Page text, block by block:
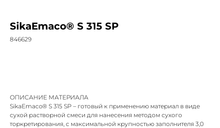
SikaEmaco® S 315 SP
846629
ОПИСАНИЕ МАТЕРИАЛА
SikaEmaco® S 315 SP – готовый к применению материал в виде
сухой растворной смеси для нанесения методом сухого
торкретирования, с максимальной крупностью заполнителя 3,0